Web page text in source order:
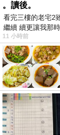
。讀後。
看完三樓的老宅2
繼續 續更讓我那
有
11 小時前